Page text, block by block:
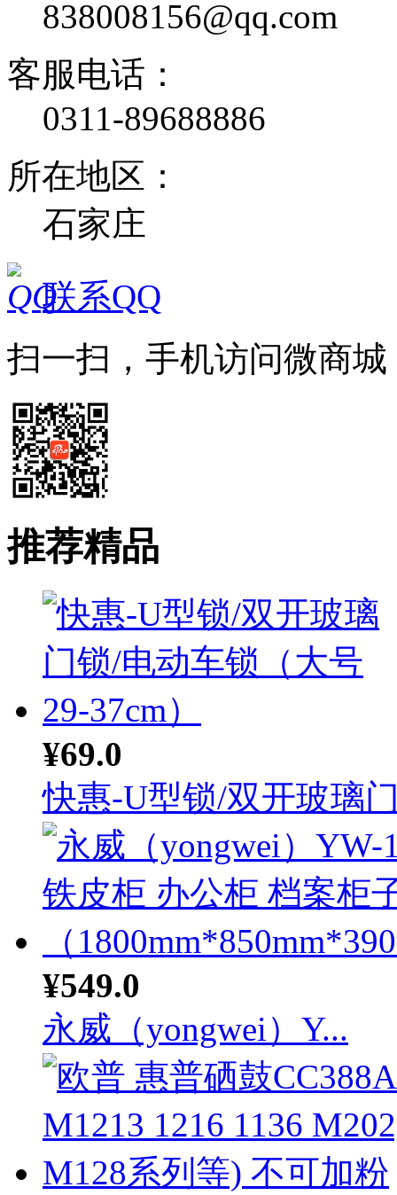
838008156@qq.com
客服电话：
0311-89688886
所在地区：
石家庄
联系QQ
扫一扫，手机访问微商城
推荐精品
¥69.0
快惠-U型锁/双开玻璃
¥549.0
永威（yongwei）Y...